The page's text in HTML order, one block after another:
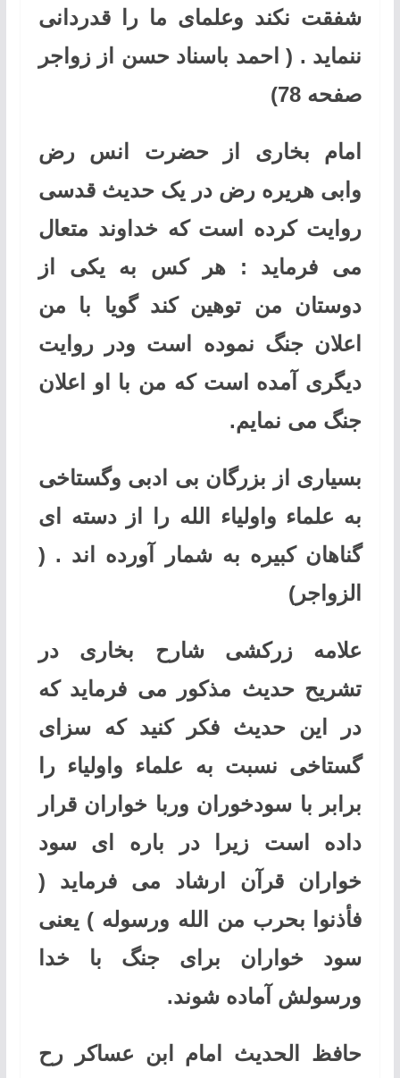
شفقت نکند وعلمای ما را قدردانی
ننماید . ( احمد باسناد حسن از زواجر
صفحه 78)
امام بخاری از حضرت انس رض
وابی هریره رض در یک حدیث قدسی
روایت کرده است که خداوند متعال
می فرماید : هر کس به یکی از
دوستان من توهین کند گویا با من
اعلان جنگ نموده است ودر روایت
دیگری آمده است که من با او اعلان
جنگ می نمایم.
بسیاری از بزرگان بی ادبی وگستاخی
به علماء واولیاء الله را از دسته ای
گناهان کبیره به شمار آورده اند . (
الزواجر)
علامه زرکشی شارح بخاری در
تشریح حدیث مذکور می فرماید که
در این حدیث فکر کنید که سزای
گستاخی نسبت به علماء واولیاء را
برابر با سودخوران وربا خواران قرار
داده است زیرا در باره ای سود
خواران قرآن ارشاد می فرماید (
فأذنوا بحرب من الله ورسوله ) یعنی
سود خواران برای جنگ با خدا
ورسولش آماده شوند.
حافظ الحدیث امام ابن عساکر رح